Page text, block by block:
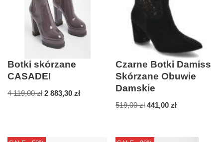
Botki skórzane
CASADEI
4 119,00zł 2 883,30 zł
Czarne Botki Damiss
Skórzane Obuwie
Damskie
519,00zł 441,00zł